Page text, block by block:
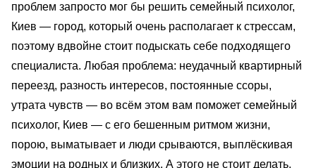
проблем запросто мог бы решить семейный психолог,
Киев — город, который очень располагает к стрессам,
поэтому вдвойне стоит подыскать себе подходящего
специалиста. Любая проблема: неудачный квартирный
переезд, разность интересов, постоянные ссоры,
утрата чувств — во всём этом вам поможет семейный
психолог, Киев — с его бешенным ритмом жизни,
порою, выматывает и люди срываются, выплёскивая
эмоции на родных и близких. А этого не стоит делать,